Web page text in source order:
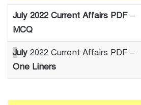
July 2022 Current Affairs PDF–
MCQ
July 2022 Current Affairs PDF –
One Liners